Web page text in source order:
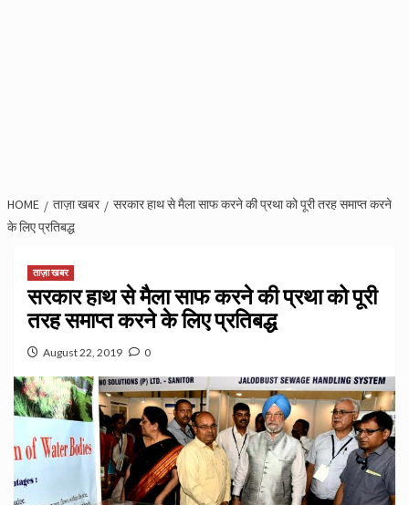
HOME ताज़ा खबर
सरकार हाथ से मैला साफ करने की प्रथा को पूरी तरह समाप्‍त करने
के लिए प्रतिबद्ध
ताज़ा खबर
सरकार हाथ से मैला साफ करने की प्रथा को पूरी
तरह समाप्‍त करने के लिए प्रतिबद्ध
August 22, 2019 0